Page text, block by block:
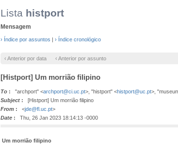
Lista histport
Mensagem
› Índice por assuntos | › Índice cronológico
‹ Anterior por data ‹ Anterior por assunto
[Histport] Um morrião filipino
To : "archport" <archport@ci.uc.pt>, "histport" <histport@uc.pt>,
Subject : [Histport] Um morrião filipino
From : <jde@fl.uc.pt>
Date : Thu, 26 Jan 2023 18:14:13 -0000
Um morrião filipino